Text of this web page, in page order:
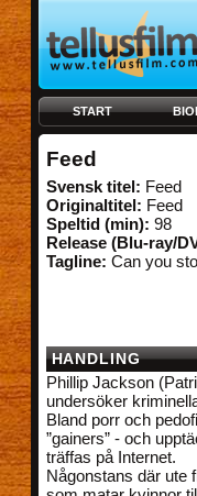
START
Feed
Svensk titel: Feed
Originaltitel: Feed
Speltid (min): 98
Release (Blu-ray/
Tagline: Can you
HANDLING
Phillip Jackson
undersöker
Bland porr och
”gainers” - och
träffas på Internet.
Någonstans där ute